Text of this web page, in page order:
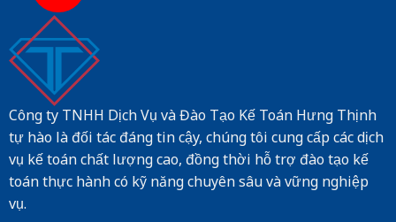
Công ty TNHH Dịch Vụ và Đào Tạo Kế Toán Hưng Thịnh
tự hào là đối tác đáng tin cậy, chúng tôi cung cấp các dịch
vụ kế toán chất lượng cao, đồng thời hỗ trợ đào tạo kế
toán thực hành có kỹ năng chuyên sâu và vững nghiệp
vụ.